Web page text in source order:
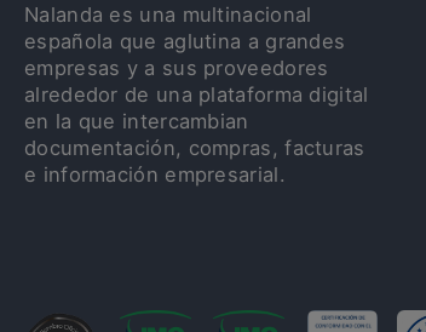
Nalanda es una multinacional
española que aglutina a grandes
empresas y a sus proveedores
alrededor de una plataforma digital
en la que intercambian
documentación, compras, facturas
e información empresarial.